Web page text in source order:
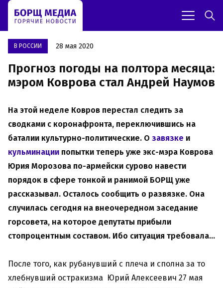
В РОССИИ 28 мая 2020
Прогноз погоды на полтора месяца:
мэром Коврова стал Андрей Наумов
На этой неделе Ковров перестал следить за
сводками с коронафронта, переключившись на
баталии культурно-политические. О завязке и
кульминации попытки теперь уже экс-мэра Коврова
Юрия Морозова по-армейски сурово навести
порядок в сфере тонкой и ранимой БОРЩ уже
рассказывал. Осталось сообщить о развязке. Она
случилась сегодня на внеочередном заседание
горсовета, на которое депутаты прибыли
стопроцентным составом. Ибо ситуация требовала…
После того, как рубанувший с плеча и сполна за то
хлебнувший остракизма Юрий Алексеевич 27 мая